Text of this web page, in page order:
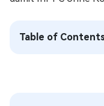
Table of